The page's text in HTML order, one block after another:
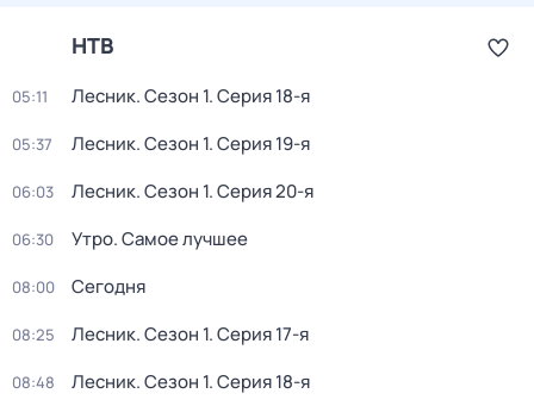
НТВ
05:11 Лесник. Сезон 1. Серия 18-я
05:37 Лесник. Сезон 1. Серия 19-я
06:03 Лесник. Сезон 1. Серия 20-я
06:30 Утро. Самое лучшее
08:00 Сегодня
08:25 Лесник. Сезон 1. Серия 17-я
08:48 Лесник. Сезон 1. Серия 18-я